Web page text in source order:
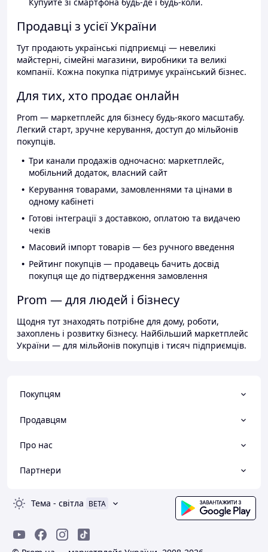
Продавці з усієї України
Тут продають українські підприємці — невеликі
майстерні, сімейні магазини, виробники та великі
компанії. Кожна покупка підтримує український бізнес.
Для тих, хто продає онлайн
Prom — маркетплейс для бізнесу будь-якого масштабу.
Легкий старт, зручне керування, доступ до мільйонів
покупців.
Три канали продажів одночасно: маркетплейс,
мобільний додаток, власний сайт
Керування товарами, замовленнями та цінами в
одному кабінеті
Готові інтеграції з доставкою, оплатою та видачею
чеків
Масовий імпорт товарів — без ручного введення
Рейтинг покупців — продавець бачить досвід
покупця ще до підтвердження замовлення
Prom — для людей і бізнесу
Щодня тут знаходять потрібне для дому, роботи,
захоплень і розвитку бізнесу. Найбільший маркетплейс
України — для мільйонів покупців і тисяч підприємців.
Покупцям
Продавцям
Про нас
Партнери
Тема - світла BETA